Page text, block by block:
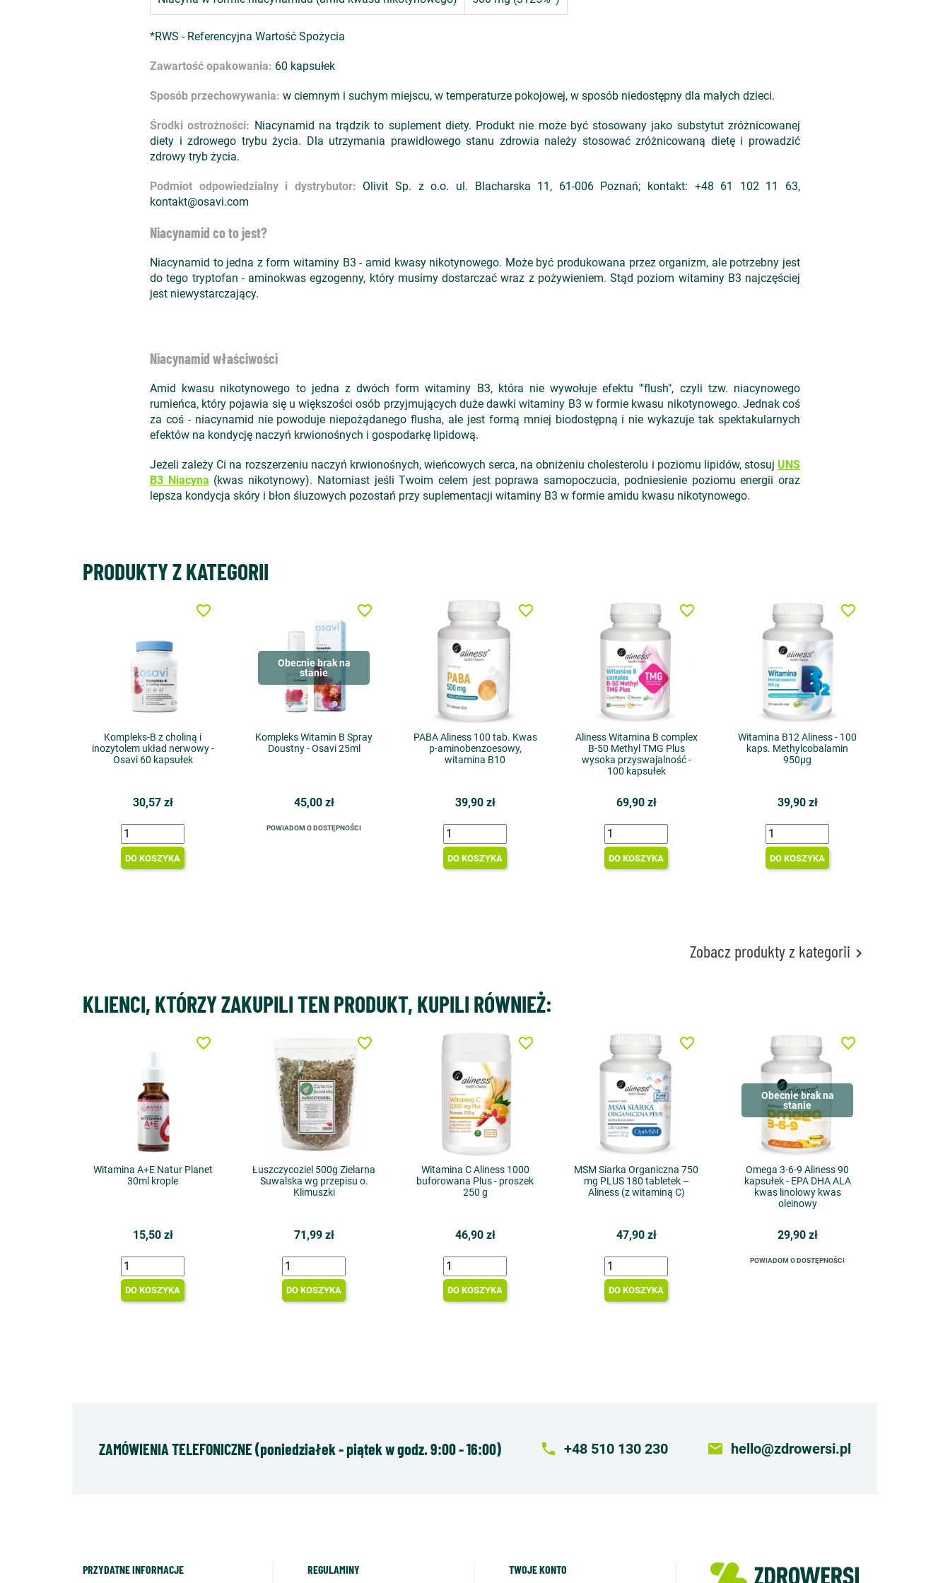
*RWS - Referencyjna Wartość Spożycia
Zawartość opakowania: 60 kapsułek
Sposób przechowywania: w ciemnym i suchym miejscu, w temperaturze pokojowej, w sposób niedostępny dla małych dzieci.
Środki ostrożności: Niacynamid na trądzik to suplement diety. Produkt nie może być stosowany jako substytut zróżnicowanej
diety i zdrowego trybu życia. Dla utrzymania prawidłowego stanu zdrowia należy stosować zróżnicowaną dietę i prowadzić
zdrowy tryb życia.
Podmiot odpowiedzialny i dystrybutor: Olivit Sp. z o.o. ul. Blacharska 11, 61-006 Poznań; kontakt: +48 61 102 11 63,
kontakt@osavi.com
Niacynamid co to jest?
Niacynamid to jedna z form witaminy B3 - amid kwasy nikotynowego. Może być produkowana przez organizm, ale potrzebny jest
do tego tryptofan - aminokwas egzogenny, który musimy dostarczać wraz z pożywieniem. Stąd poziom witaminy B3 najczęściej
jest niewystarczający.
Niacynamid właściwości
Amid kwasu nikotynowego to jedna z dwóch form witaminy B3, która nie wywołuje efektu '"flush", czyli tzw. niacynowego
rumieńca, który pojawia się u większości osób przyjmujących duże dawki witaminy B3 w formie kwasu nikotynowego. Jednak coś
za coś - niacynamid nie powoduje niepożądanego flusha, ale jest formą mniej biodostępną i nie wykazuje tak spektakularnych
efektów na kondycję naczyń krwionośnych i gospodarkę lipidową.
Jeżeli zależy Ci na rozszerzeniu naczyń krwionośnych, wieńcowych serca, na obniżeniu cholesterolu i poziomu lipidów, stosuj UNS
B3 Niacyna (kwas nikotynowy). Natomiast jeśli Twoim celem jest poprawa samopoczucia, podniesienie poziomu energii oraz
lepsza kondycja skóry i błon śluzowych pozostań przy suplementacji witaminy B3 w formie amidu kwasu nikotynowego.
PRODUKTY Z KATEGORII
Kompleks-B z choliną i
inozytolem układ nerwowy -
Osavi 60 kapsułek
30,57 zł
DO KOSZYKA
favorite_border
Obecnie brak na
stanie
Kompleks Witamin B Spray
Doustny - Osavi 25ml
45,00 zł
POWIADOM O DOSTĘPNOŚCI
favorite_border
PABA Aliness 100 tab. Kwas
p-aminobenzoesowy,
witamina B10
39,90 zł
DO KOSZYKA
favorite_border
Aliness Witamina B complex
B-50 Methyl TMG Plus
wysoka przyswajalność -
100 kapsułek
69,90 zł
DO KOSZYKA
favorite_border
Witamina B12 Aliness - 100
kaps. Methylcobalamin
950µg
39,90 zł
DO KOSZYKA
favorite_border
Zobacz produkty z kategorii 
KLIENCI, KTÓRZY ZAKUPILI TEN PRODUKT, KUPILI RÓWNIEŻ:
Witamina A+E Natur Planet
30ml krople
15,50 zł
DO KOSZYKA
favorite_border
Łuszczycoziel 500g Zielarna
Suwalska wg przepisu o.
Klimuszki
71,99 zł
DO KOSZYKA
favorite_border
Witamina C Aliness 1000
buforowana Plus - proszek
250 g
46,90 zł
DO KOSZYKA
favorite_border
MSM Siarka Organiczna 750
mg PLUS 180 tabletek –
Aliness (z witaminą C)
47,90 zł
DO KOSZYKA
favorite_border
Obecnie brak na
stanie
Omega 3-6-9 Aliness 90
kapsułek - EPA DHA ALA
kwas linolowy kwas
oleinowy
29,90 zł
POWIADOM O DOSTĘPNOŚCI
favorite_border
ZAMÓWIENIA TELEFONICZNE (poniedziałek - piątek w godz. 9:00 - 16:00) local_phone +48 510 130 230 email hello@zdrowersi.pl
PRZYDATNE INFORMACJE REGULAMINY TWOJE KONTO